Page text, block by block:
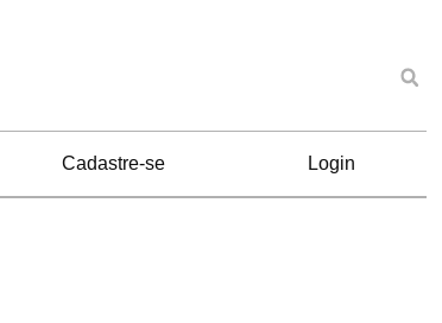
Cadastre-se Login